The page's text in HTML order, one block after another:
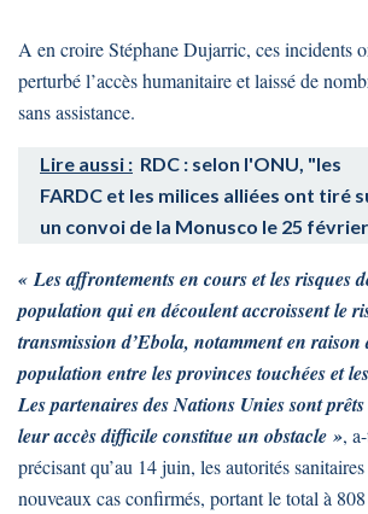
A en croire Stéphane Dujarric, ces incidents
perturbé l’accès humanitaire et laissé de
sans assistance.
Lire aussi : RDC : selon l'ONU, "les
FARDC et les milices alliées ont tiré
un convoi de la Monusco le 25
« Les affrontements en cours et les risques
population qui en découlent accroissent le
transmission d’Ebola, notamment en raison
population entre les provinces touchées et
Les partenaires des Nations Unies sont
leur accès difficile constitue un obstacle »,
précisant qu’au 14 juin, les autorités
nouveaux cas confirmés, portant le total à 808